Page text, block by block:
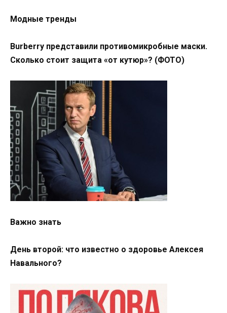
Модные тренды
Burberry представили противомикробные маски.
Сколько стоит защита «от кутюр»? (ФОТО)
Важно знать
День второй: что известно о здоровье Алексея
Навального?